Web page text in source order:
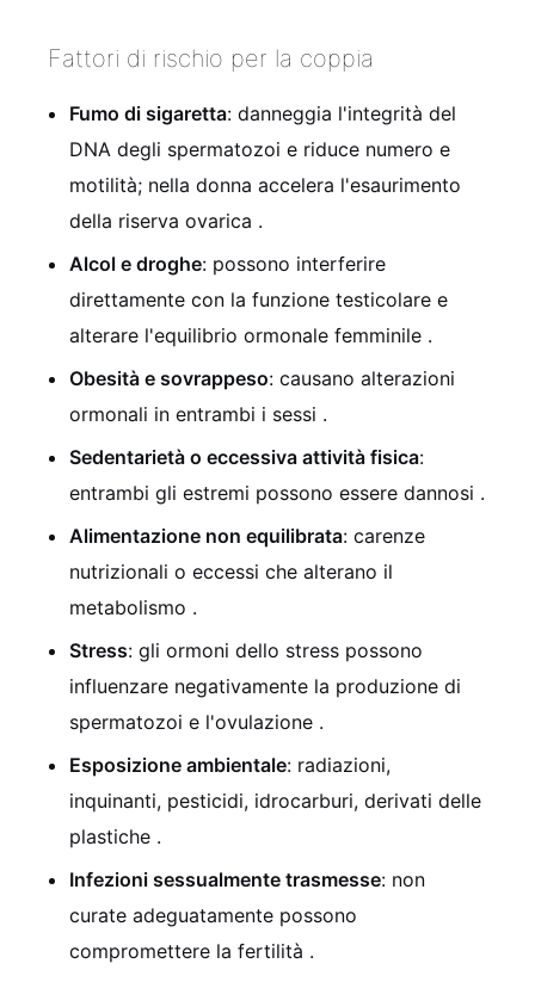
Fattori di rischio per la coppia
Fumo di sigaretta: danneggia l'integrità del
DNA degli spermatozoi e riduce numero e
motilità; nella donna accelera l'esaurimento
della riserva ovarica .
Alcol e droghe: possono interferire
direttamente con la funzione testicolare e
alterare l'equilibrio ormonale femminile .
Obesità e sovrappeso: causano alterazioni
ormonali in entrambi i sessi .
Sedentarietà o eccessiva attività fisica:
entrambi gli estremi possono essere dannosi .
Alimentazione non equilibrata: carenze
nutrizionali o eccessi che alterano il
metabolismo .
Stress: gli ormoni dello stress possono
influenzare negativamente la produzione di
spermatozoi e l'ovulazione .
Esposizione ambientale: radiazioni,
inquinanti, pesticidi, idrocarburi, derivati delle
plastiche .
Infezioni sessualmente trasmesse: non
curate adeguatamente possono
compromettere la fertilità .